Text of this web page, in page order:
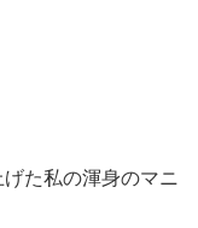
た私の渾身のマニ